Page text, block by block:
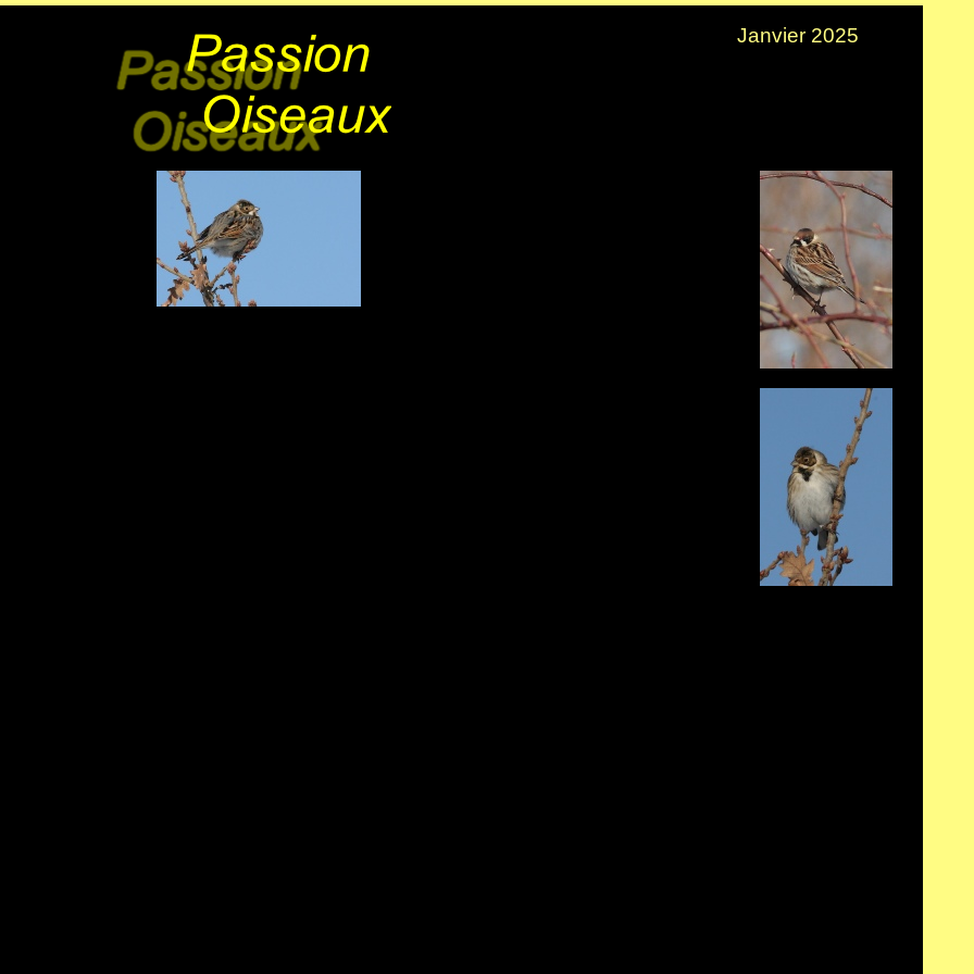
Janvier 2025